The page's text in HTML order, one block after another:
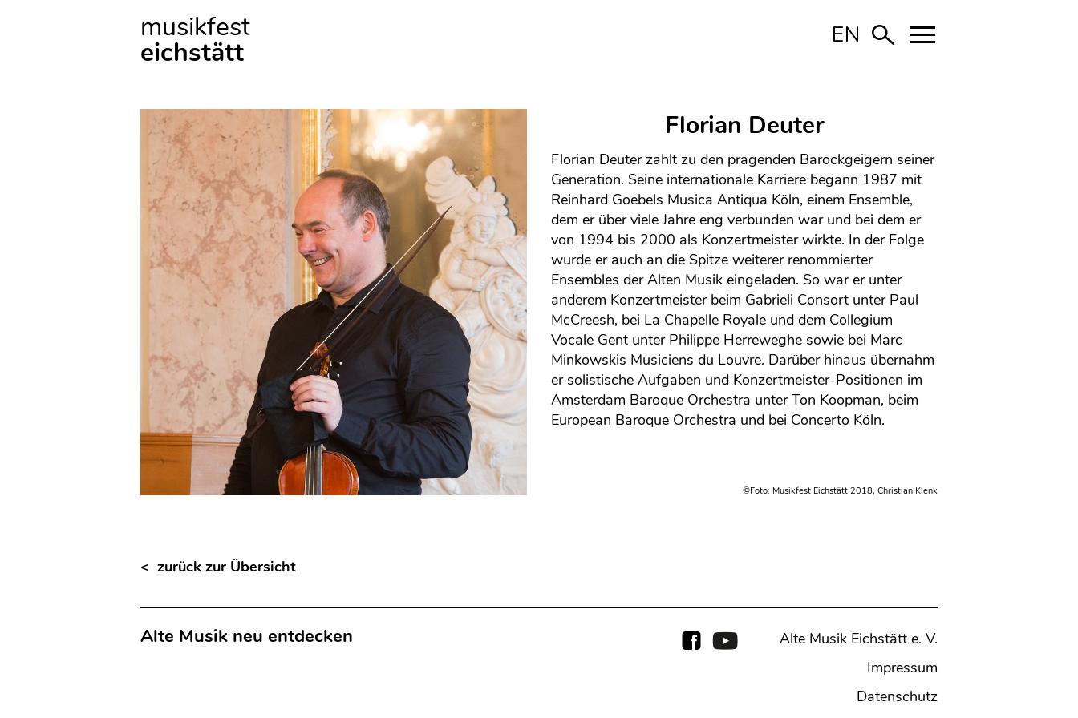
musikfest
eichstätt
Florian Deuter
Florian Deuter zählt zu den prägenden Barockgeigern seiner
Generation. Seine internationale Karriere begann 1987 mit
Reinhard Goebels Musica Antiqua Köln, einem Ensemble,
dem er über viele Jahre eng verbunden war und bei dem er
von 1994 bis 2000 als Konzertmeister wirkte. In der Folge
wurde er auch an die Spitze weiterer renommierter
Ensembles der Alten Musik eingeladen. So war er unter
anderem Konzertmeister beim Gabrieli Consort unter Paul
McCreesh, bei La Chapelle Royale und dem Collegium
Vocale Gent unter Philippe Herreweghe sowie bei Marc
Minkowskis Musiciens du Louvre. Darüber hinaus übernahm
er solistische Aufgaben und Konzertmeister-Positionen im
Amsterdam Baroque Orchestra unter Ton Koopman, beim
European Baroque Orchestra und bei Concerto Köln.
©Foto: Musikfest Eichstätt 2018, Christian Klenk
< zurück zur Übersicht
Alte Musik neu entdecken
Alte Musik Eichstätt e. V.
Impressum
Datenschutz